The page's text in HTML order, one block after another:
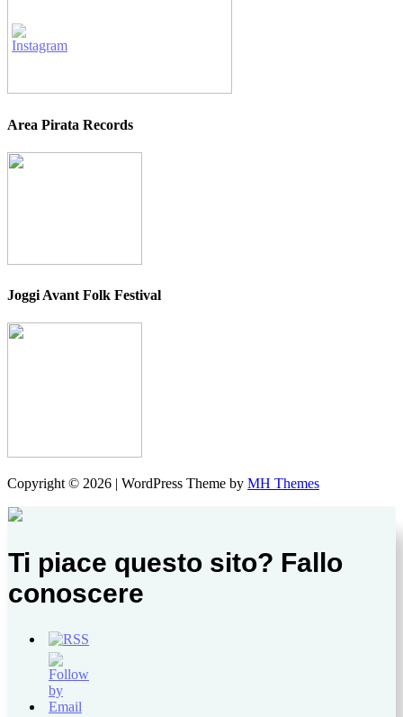
Area Pirata Records
Joggi Avant Folk Festival
Copyright © 2026 | WordPress Theme by MH Themes
Ti piace questo sito? Fallo
conoscere